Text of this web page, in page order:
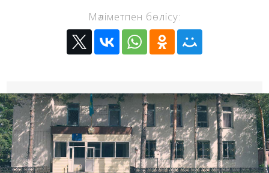
Мәліметпен бөлісу: